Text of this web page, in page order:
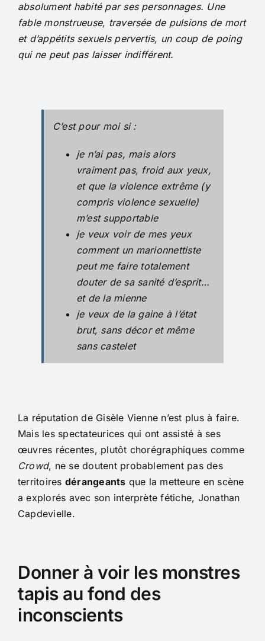
absolument habité par ses personnages. Une
fable monstrueuse, traversée de pulsions de mort
et d’appétits sexuels pervertis, un coup de poing
qui ne peut pas laisser indifférent.
C’est pour moi si :
je n’ai pas, mais alors
vraiment pas, froid aux yeux,
et que la violence extrême (y
compris violence sexuelle)
m’est supportable
je veux voir de mes yeux
comment un marionnettiste
peut me faire totalement
douter de sa sanité d’esprit…
et de la mienne
je veux de la gaine à l’état
brut, sans décor et même
sans castelet
La réputation de Gisèle Vienne n’est plus à faire.
Mais les spectateurices qui ont assisté à ses
œuvres récentes, plutôt chorégraphiques comme
Crowd, ne se doutent probablement pas des
territoires dérangeants que la metteure en scène
a explorés avec son interprète fétiche, Jonathan
Capdevielle.
Donner à voir les monstres
tapis au fond des
inconscients